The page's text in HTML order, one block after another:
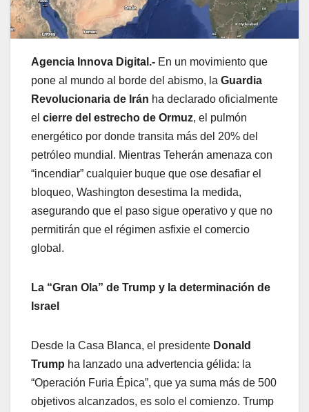
Agencia Innova Digital.- En un movimiento que
pone al mundo al borde del abismo, la Guardia
Revolucionaria de Irán ha declarado oficialmente
el cierre del estrecho de Ormuz, el pulmón
energético por donde transita más del 20% del
petróleo mundial. Mientras Teherán amenaza con
“incendiar” cualquier buque que ose desafiar el
bloqueo, Washington desestima la medida,
asegurando que el paso sigue operativo y que no
permitirán que el régimen asfixie el comercio
global.
La “Gran Ola” de Trump y la determinación de
Israel
Desde la Casa Blanca, el presidente Donald
Trump ha lanzado una advertencia gélida: la
“Operación Furia Épica”, que ya suma más de 500
objetivos alcanzados, es solo el comienzo. Trump